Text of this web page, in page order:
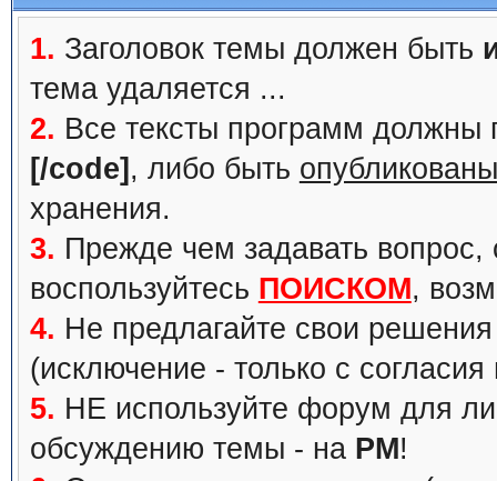
1. Заголовок темы должен быть
тема удаляется ...
2. Все тексты программ должны
[/code] , либо быть
хранения.
3. Прежде чем задавать вопрос,
воспользуйтесь ПОИСКОМ,
4. Не предлагайте свои
(исключение - только с
5. НЕ используйте форум для
обсуждению темы - на PM!